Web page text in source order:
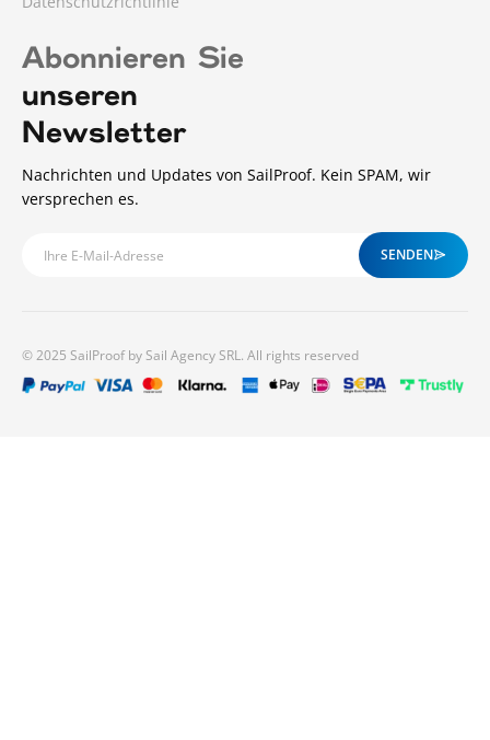
Abonnieren Sie
unseren
Newsletter
Nachrichten und Updates von SailProof. Kein SPAM, wir
versprechen es.
SENDEN
© 2025 SailProof by Sail Agency SRL. All rights reserved